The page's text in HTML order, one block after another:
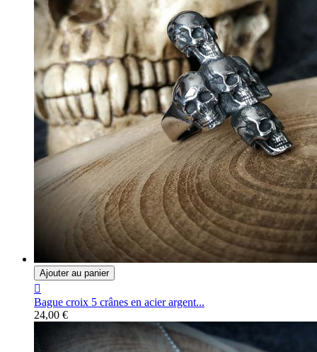
Ajouter au panier

Bague croix 5 crânes en acier argent...
24,00 €